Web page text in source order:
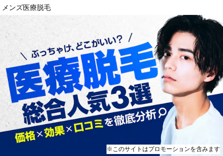
メンズ医療脱毛
※このサイトはプロモーションを含みます